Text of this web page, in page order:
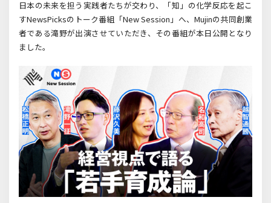
日本の未来を担う実践者たちが交わり、「知」の化学反応を起こ
すNewsPicksの トーク番組「New Session」へ、Mujinの共同創業
者である滝野が出演させていただき、その番組が本日公開となり
ました。